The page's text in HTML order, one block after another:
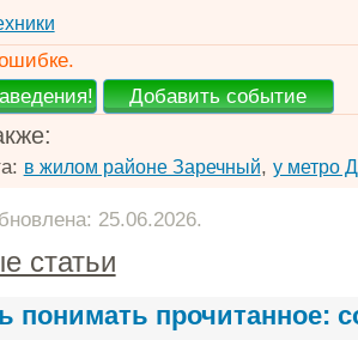
в жилом районе Заречный, у метро
25.06.2026.
статьи
понимать прочитанное: